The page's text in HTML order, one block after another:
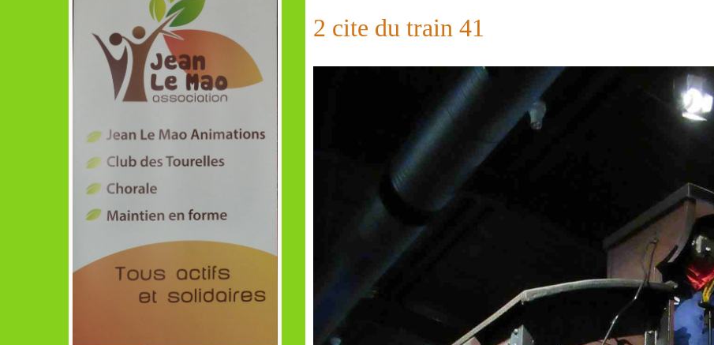
2 cite du train 41